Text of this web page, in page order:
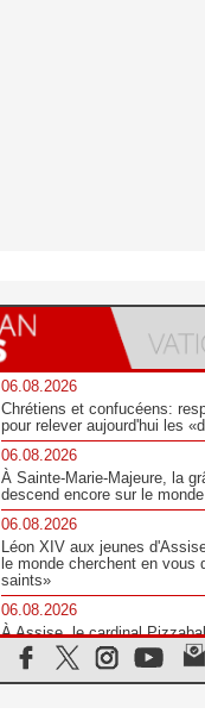
06.08.2026
Chrétiens et confucéens:
pour relever aujourd'hui les
06.08.2026
À Sainte-Marie-Majeure, la
descend encore sur le monde
06.08.2026
Léon XIV aux jeunes
le monde cherchent en vous
saints»
06.08.2026
À Assise, le cardinal
«les chrétiens veulent la paix»
06.08.2026